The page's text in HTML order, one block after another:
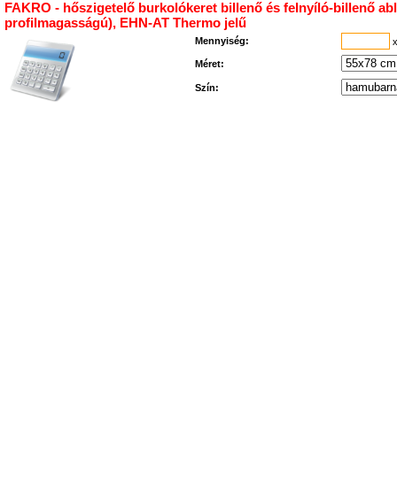
FAKRO - hőszigetelő burkolókeret billenő és felnyíló-billenő
profilmagasságú), EHN-AT Thermo jelű
Mennyiség:
Méret:
Szín: